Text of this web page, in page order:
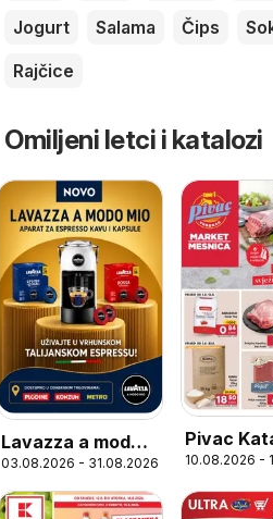
Jogurt
Salama Čips
Rajčice
Omiljeni letci i katalozi
Lavazza a modo
mio
03.08.2026 - 31.08.2026
Pivac
10.08.2026 -